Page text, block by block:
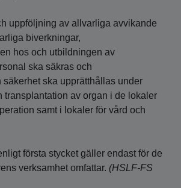
uppföljning av allvarliga avvikande
biverkningar,
hos och utbildningen av
ska säkras och
säkerhet ska upprätthållas under
transplantation av organ i de lokaler
samt i lokaler för vård och
första stycket gäller endast för de
verksamhet omfattar. (HSLF-FS